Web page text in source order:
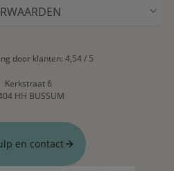
door klanten: 4,54 / 5
Kerkstraat 6
HH BUSSUM
en contact